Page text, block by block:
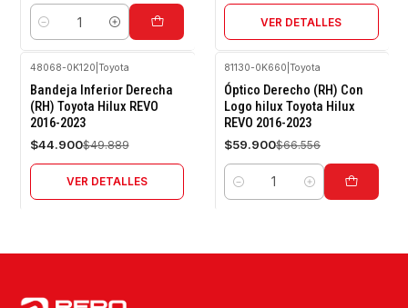
Cantidad
VER DETALLES
-10%
OFF
Agotado
48068-0K120 Toyota
Bandeja Inferior Derecha
(RH) Toyota Hilux REVO
2016-2023
$44.900$49.889
VER DETALLES
-10%
OFF
81130-0K660 Toyota
Óptico Derecho (RH) Con
Logo hilux Toyota Hilux
REVO 2016-2023
$59.900$66.556
Cantidad